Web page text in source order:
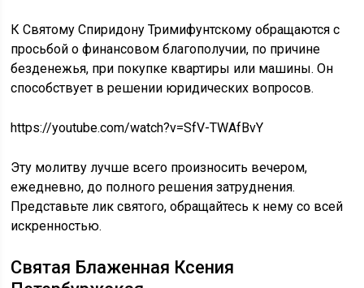
К Святому Спиридону Тримифунтскому обращаются с
просьбой о финансовом благополучии, по причине
безденежья, при покупке квартиры или машины. Он
способствует в решении юридических вопросов.
https://youtube.com/watch?v=SfV-TWAfBvY
Эту молитву лучше всего произносить вечером,
ежедневно, до полного решения затруднения.
Представьте лик святого, обращайтесь к нему со всей
искренностью.
Святая Блаженная Ксения